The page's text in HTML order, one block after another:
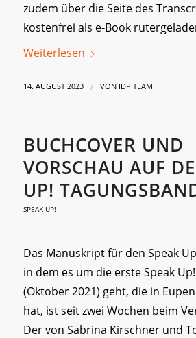
zudem über die Seite des
kostenfrei als e-Book
Weiterlesen
14. AUGUST 2023 / VON IDP TEAM
BUCHCOVER UND
VORSCHAU AUF
UP!
SPEAK UP!
Das Manuskript für den Speak
in dem es um die erste Speak
(Oktober 2021) geht, die in
hat, ist seit zwei Wochen beim
Der von Sabrina Kirschner und